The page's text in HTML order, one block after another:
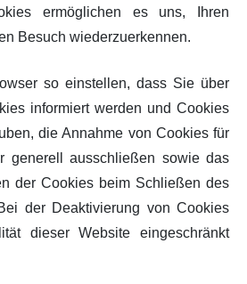
ermöglichen es uns, Ihren
Besuch wiederzuerkennen.
so einstellen, dass Sie über
informiert werden und Cookies
die Annahme von Cookies für
generell ausschließen sowie das
der Cookies beim Schließen des
der Deaktivierung von Cookies
dieser Website eingeschränkt